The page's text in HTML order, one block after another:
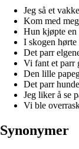
Jeg så et
Kom med
Hun kjøpte en
I skogen
Det parr
Vi fant et parr
Den lille
Det parr
Jeg liker å se
Vi ble
Synonymer